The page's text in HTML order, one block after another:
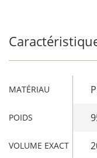
MATÉRIAU
POIDS
VOLUME EXACT